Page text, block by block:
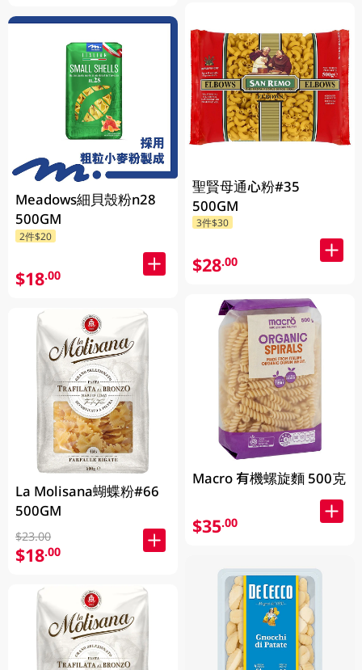
Meadows細貝殼粉n28
500GM
2件$20
$18.00
La Molisana蝴蝶粉#66
500GM
$23.00
$18.00
聖賢母通心粉#35
500GM
3件$30
$28.00
Macro 有機螺旋麵 500克
$35.00